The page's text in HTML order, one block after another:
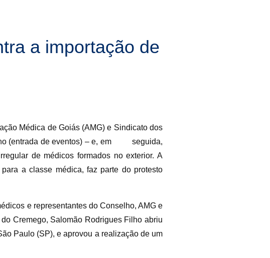
a importação de
Médica de Goiás (AMG) e Sindicato dos
(entrada de eventos) – e, em seguida,
de médicos formados no exterior. A
a classe médica, faz parte do protesto
e representantes do Conselho, AMG e
Cremego, Salomão Rodrigues Filho abriu
Paulo (SP), e aprovou a realização de um